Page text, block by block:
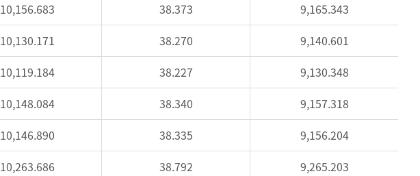
10,156.683 38.373
9,165.343
10,130.171 38.270
9,140.601
10,119.184 38.227
9,130.348
10,148.084 38.340
9,157.318
10,146.890 38.335
9,156.204
10,263.686 38.792
9,265.203